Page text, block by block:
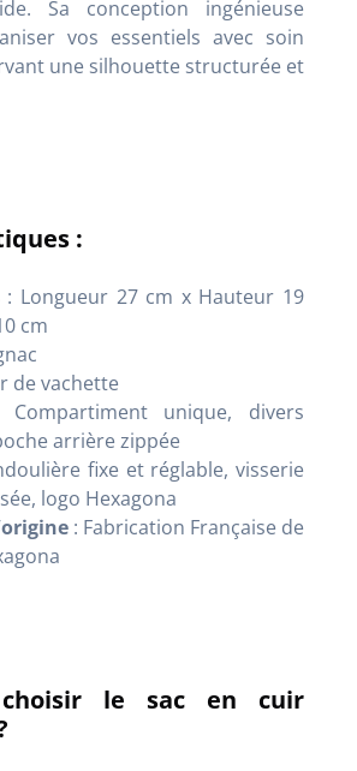
Sa conception ingénieuse
vos essentiels avec soin
une silhouette structurée et
:
: Longueur 27 cm x Hauteur 19
cm
de vachette
unique, divers
arrière zippée
fixe et réglable, visserie
logo Hexagona
: Fabrication Française de
choisir le sac en cuir